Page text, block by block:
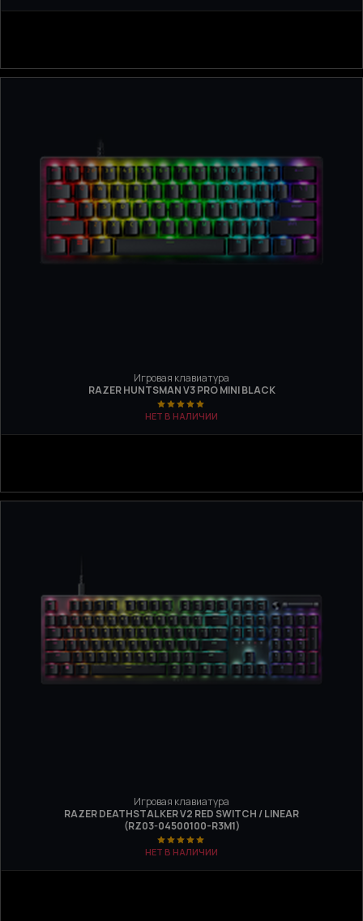
Игровая клавиатура
RAZER HUNTSMAN V3 PRO MINI BLACK
НЕТ В НАЛИЧИИ
Игровая клавиатура
RAZER DEATHSTALKER V2 RED SWITCH / LINEAR
(RZ03-04500100-R3M1)
НЕТ В НАЛИЧИИ